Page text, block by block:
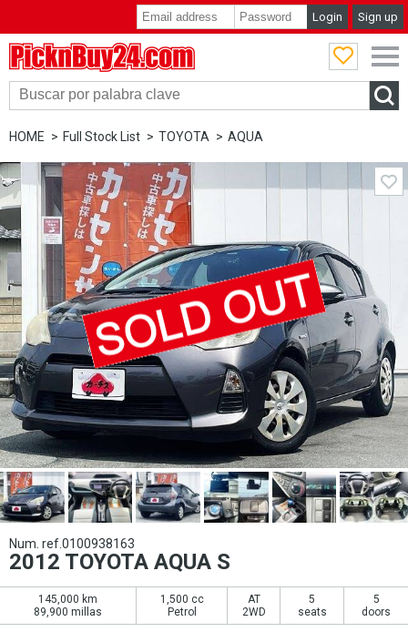
Login Sign up
HOME Full Stock List TOYOTA AQUA
Num. ref.0100938163
2012 TOYOTA AQUA S
145,000 km
89,900 millas
1,500 cc
Petrol
AT
2WD
5
seats
5
doors